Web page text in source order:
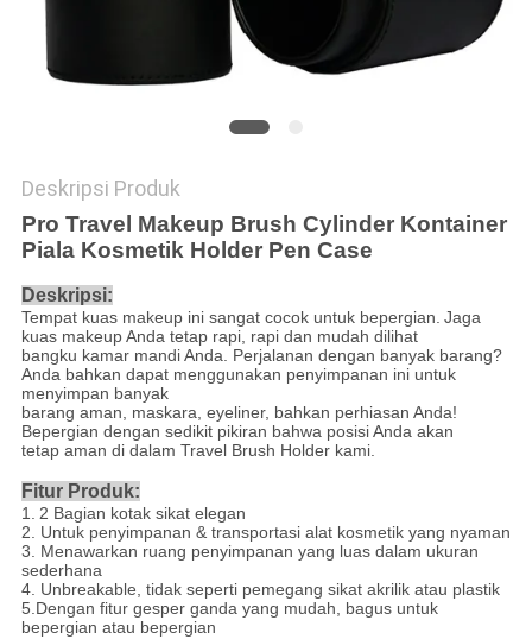
Deskripsi Produk
Pro Travel Makeup Brush Cylinder Kontainer
Piala Kosmetik Holder Pen Case
Deskripsi:
Tempat kuas makeup ini sangat cocok untuk bepergian. Jaga
kuas makeup Anda tetap rapi, rapi dan mudah dilihat
bangku kamar mandi Anda. Perjalanan dengan banyak barang?
Anda bahkan dapat menggunakan penyimpanan ini untuk
menyimpan banyak
barang aman, maskara, eyeliner, bahkan perhiasan Anda!
Bepergian dengan sedikit pikiran bahwa posisi Anda akan
tetap aman di dalam Travel Brush Holder kami.
Fitur Produk:
1. 2 Bagian kotak sikat elegan
2. Untuk penyimpanan & transportasi alat kosmetik yang nyaman
3. Menawarkan ruang penyimpanan yang luas dalam ukuran
sederhana
4. Unbreakable, tidak seperti pemegang sikat akrilik atau plastik
5.Dengan fitur gesper ganda yang mudah, bagus untuk
bepergian atau bepergian